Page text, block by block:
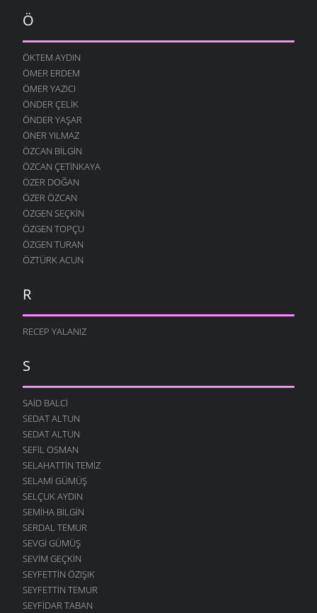
Ö
ÖKTEM AYDIN
ÖMER ERDEM
ÖMER YAZICI
ÖNDER ÇELIK
ÖNDER YAŞAR
ÖNER YILMAZ
ÖZCAN BILGIN
ÖZCAN ÇETINKAYA
ÖZER DOĞAN
ÖZER ÖZCAN
ÖZGEN SEÇKIN
ÖZGEN TOPÇU
ÖZGEN TURAN
ÖZTÜRK ACUN
R
RECEP YALANIZ
S
SAID BALCI
SEDAT ALTUN
SEDAT ALTUN
SEFIL OSMAN
SELAHATTIN TEMIZ
SELAMI GÜMÜŞ
SELÇUK AYDIN
SEMIHA BILGIN
SERDAL TEMUR
SEVGI GÜMÜŞ
SEVIM GEÇKIN
SEYFETTIN ÖZIŞIK
SEYFETTIN TEMUR
SEYFIDAR TABAN